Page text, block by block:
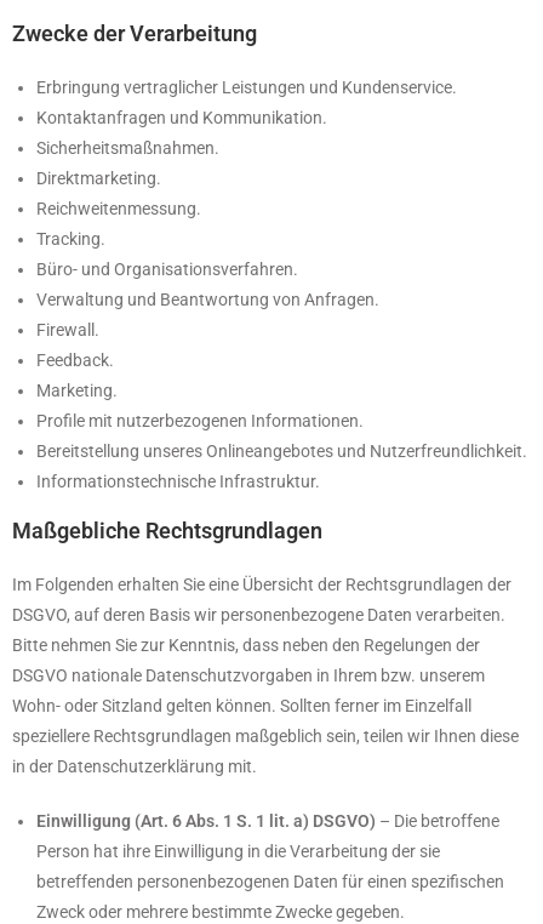
Zwecke der Verarbeitung
Erbringung vertraglicher Leistungen und Kundenservice.
Kontaktanfragen und Kommunikation.
Sicherheitsmaßnahmen.
Direktmarketing.
Reichweitenmessung.
Tracking.
Büro- und Organisationsverfahren.
Verwaltung und Beantwortung von Anfragen.
Firewall.
Feedback.
Marketing.
Profile mit nutzerbezogenen Informationen.
Bereitstellung unseres Onlineangebotes und Nutzerfreundlichkeit.
Informationstechnische Infrastruktur.
Maßgebliche Rechtsgrundlagen
Im Folgenden erhalten Sie eine Übersicht der Rechtsgrundlagen der
DSGVO, auf deren Basis wir personenbezogene Daten verarbeiten.
Bitte nehmen Sie zur Kenntnis, dass neben den Regelungen der
DSGVO nationale Datenschutzvorgaben in Ihrem bzw. unserem
Wohn- oder Sitzland gelten können. Sollten ferner im Einzelfall
speziellere Rechtsgrundlagen maßgeblich sein, teilen wir Ihnen diese
in der Datenschutzerklärung mit.
Einwilligung (Art. 6 Abs. 1 S. 1 lit. a) DSGVO) – Die betroffene
Person hat ihre Einwilligung in die Verarbeitung der sie
betreffenden personenbezogenen Daten für einen spezifischen
Zweck oder mehrere bestimmte Zwecke gegeben.